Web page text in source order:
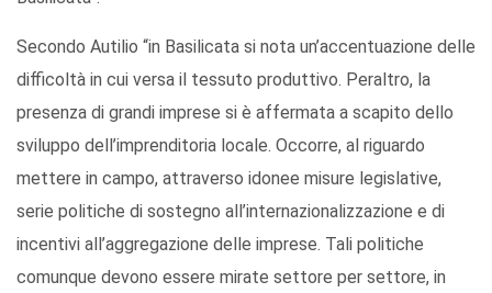
Secondo Autilio “in Basilicata si nota un’accentuazione delle
difficoltà in cui versa il tessuto produttivo. Peraltro, la
presenza di grandi imprese si è affermata a scapito dello
sviluppo dell’imprenditoria locale. Occorre, al riguardo
mettere in campo, attraverso idonee misure legislative,
serie politiche di sostegno all’internazionalizzazione e di
incentivi all’aggregazione delle imprese. Tali politiche
comunque devono essere mirate settore per settore, in